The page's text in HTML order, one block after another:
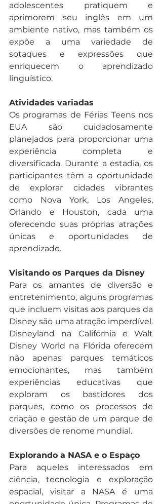
adolescentes pratiquem e
aprimorem seu inglês em um
ambiente nativo, mas também os
expõe a uma variedade de
sotaques e expressões que
enriquecem o aprendizado
linguístico.
Atividades variadas
Os programas de Férias Teens nos
EUA são cuidadosamente
planejados para proporcionar uma
experiência completa e
diversificada. Durante a estadia, os
participantes têm a oportunidade
de explorar cidades vibrantes
como Nova York, Los Angeles,
Orlando e Houston, cada uma
oferecendo suas próprias atrações
únicas e oportunidades de
aprendizado.
Visitando os Parques da Disney
Para os amantes de diversão e
entretenimento, alguns programas
que incluem visitas aos parques da
Disney são uma atração imperdível.
Disneyland na Califórnia e Walt
Disney World na Flórida oferecem
não apenas parques temáticos
emocionantes, mas também
experiências educativas que
exploram os bastidores dos
parques, como os processos de
criação e gestão de um parque de
diversões de renome mundial.
Explorando a NASA e o Espaço
Para aqueles interessados em
ciência, tecnologia e exploração
espacial, visitar a NASA é uma